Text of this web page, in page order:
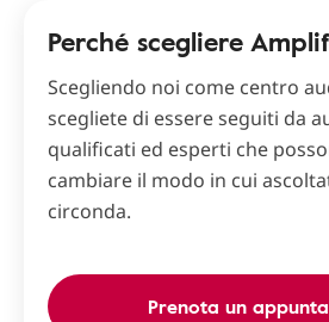
Perché scegliere
Scegliendo noi come centro
scegliete di essere seguiti da
qualificati ed esperti che
cambiare il modo in cui
circonda.
Prenota un